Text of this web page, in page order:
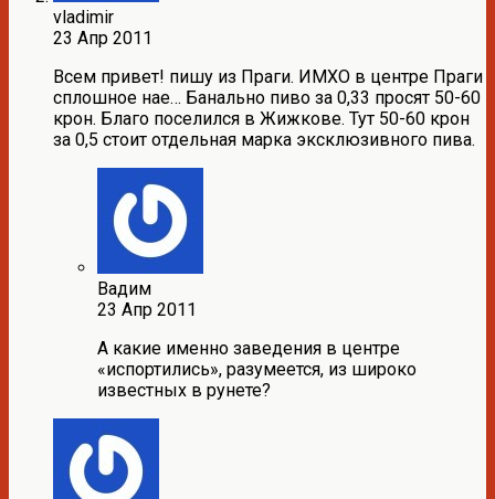
vladimir
23 Апр 2011
Всем привет! пишу из Праги. ИМХО в центре Праги
сплошное нае… Банально пиво за 0,33 просят 50-60
крон. Благо поселился в Жижкове. Тут 50-60 крон
за 0,5 стоит отдельная марка эксклюзивного пива.
Вадим
23 Апр 2011
А какие именно заведения в центре
«испортились», разумеется, из широко
известных в рунете?